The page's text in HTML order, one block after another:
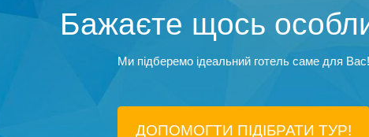
Бажаєте щось
Ми підберемо ідеальний готель саме для Вас!
ДОПОМОГТИ ПІДIБРАТИ ТУР!